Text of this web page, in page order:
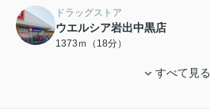
ドラッグストア
ウエルシア岩出中黒店
1373ｍ（18分）
すべて見る